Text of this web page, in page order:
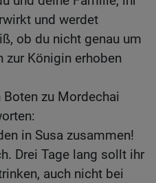
und werdet
ob du nicht genau um
zur Königin erhoben
zu Mordechai
in Susa zusammen!
Drei Tage lang sollt ihr
auch nicht bei